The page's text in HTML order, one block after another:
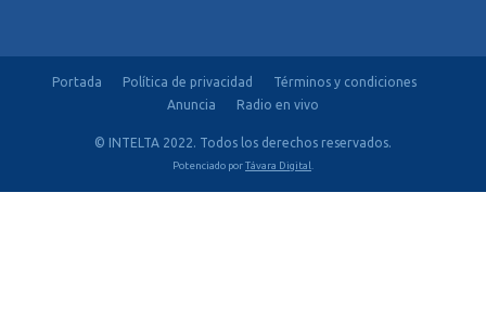
Portada Política de privacidad
Términos y condiciones
Anuncia
Radio en vivo
© INTELTA 2022. Todos los derechos reservados.
Potenciado porTávara Digital